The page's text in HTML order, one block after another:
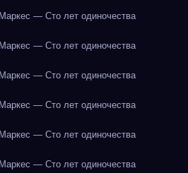
— Сто лет одиночества
— Сто лет одиночества
— Сто лет одиночества
— Сто лет одиночества
— Сто лет одиночества
— Сто лет одиночества